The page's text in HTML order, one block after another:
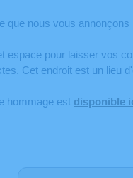
que nous vous
espace pour laisser vos
Cet endroit est un lieu
hommage est disponible